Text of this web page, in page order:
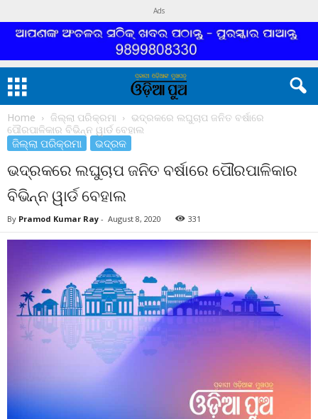
Ads
Home ଜିଲ୍ଲା ପରିକ୍ରମା
ଭଦ୍ରକରେ ଲଘୁଚାପ ଜନିତ ବର୍ଷାରେ
ପୌରପାଳିକାର ବିଭିନ୍ନ ୱାର୍ଡ ବେହାଲ
ଜିଲ୍ଲା ପରିକ୍ରମା ଭଦ୍ରକ
ଭଦ୍ରକରେ ଲଘୁଚାପ ଜନିତ ବର୍ଷାରେ ପୌରପାଳିକାର
ବିଭିନ୍ନ ୱାର୍ଡ ବେହାଲ
By Pramod Kumar Ray - August 8, 2020 331